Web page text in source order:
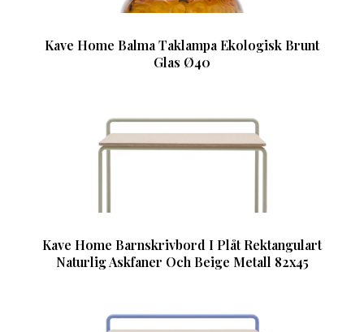
Kave Home Balma Taklampa Ekologisk Brunt
Glas Ø40
Kave Home Barnskrivbord I Plåt Rektangulart
Naturlig Askfaner Och Beige Metall 82x45